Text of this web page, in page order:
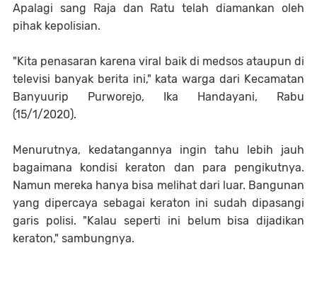
Apalagi sang Raja dan Ratu telah diamankan oleh
pihak kepolisian.
"Kita penasaran karena viral baik di medsos ataupun di
televisi banyak berita ini," kata warga dari Kecamatan
Banyuurip Purworejo, Ika Handayani, Rabu
(15/1/2020).
Menurutnya, kedatangannya ingin tahu lebih jauh
bagaimana kondisi keraton dan para pengikutnya.
Namun mereka hanya bisa melihat dari luar. Bangunan
yang dipercaya sebagai keraton ini sudah dipasangi
garis polisi. "Kalau seperti ini belum bisa dijadikan
keraton," sambungnya.